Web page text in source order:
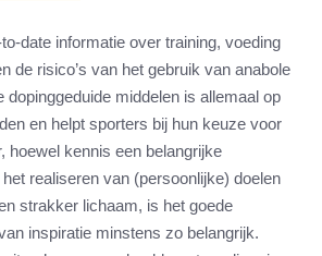
date informatie over training, voeding
de risico’s van het gebruik van anabole
dopinggeduide middelen is allemaal op
en helpt sporters bij hun keuze voor
hoewel kennis een belangrijke
realiseren van (persoonlijke) doelen
strakker lichaam, is het goede
inspiratie minstens zo belangrijk.